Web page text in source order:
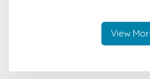
View